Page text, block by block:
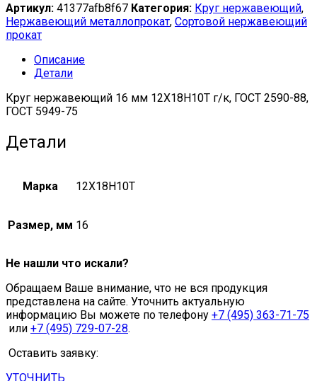
к,
ГОСТ
2590-
ГОСТ
5949-
75
quantity
Артикул: 41377afb8f67 Категория: Круг нержавеющий,
Нержавеющий металлопрокат, Сортовой нержавеющий
прокат
Описание
Детали
Круг нержавеющий 16 мм 12Х18Н10Т г/к, ГОСТ 2590-88,
ГОСТ 5949-75
Детали
Марка 12Х18Н10Т
Размер, мм 16
Не нашли что искали?
Обращаем Ваше внимание, что не вся продукция
представлена на сайте. Уточнить актуальную
информацию Вы можете по телефону +7 (495) 363-71-75
или +7 (495) 729-07-28.
Оставить заявку:
УТОЧНИТЬ